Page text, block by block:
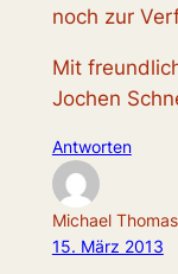
noch zur
Mit
Jochen
Antworten
Michael Thomas
15. März 2013